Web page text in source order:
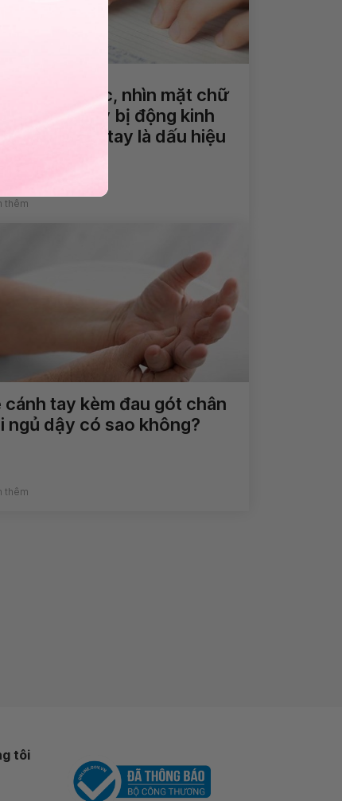
nói được, nhìn mặt chữ
hiểu, hay bị động kinh
tê đầu ngón tay là dấu hiệu
thêm
cánh tay kèm đau gót chân
ngủ dậy có sao không?
thêm
tôi